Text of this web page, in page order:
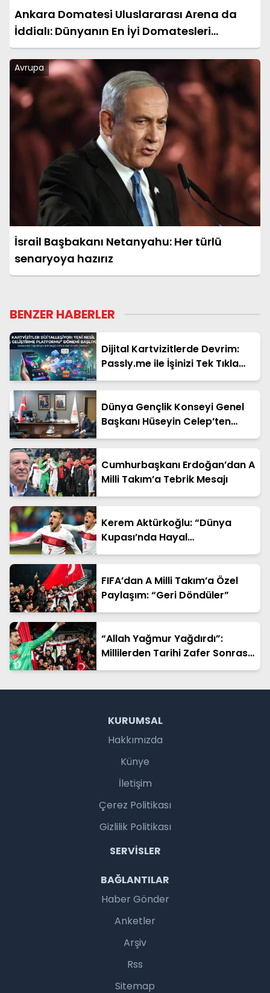
Ankara Domatesi Uluslararası Arena da
İddialı: Dünyanın En İyi Domatesleri
Arasında Yer Almaya Hazır
Avrupa
İsrail Başbakanı Netanyahu: Her türlü
senaryoya hazırız
BENZER HABERLER
Dijital Kartvizitlerde Devrim:
Passly.me ile İşinizi Tek Tıkla
Büyütün
Dünya Gençlik Konseyi Genel
Başkanı Hüseyin Celep’ten
Bakan Yardımcısı Ahmet
Cumhurbaşkanı Erdoğan’dan A
Milli Takım’a Tebrik Mesajı
Kerem Aktürkoğlu: “Dünya
Kupası’nda Hayal
Kurduracağız”
FIFA’dan A Milli Takım’a Özel
Paylaşım: “Geri Döndüler”
“Allah Yağmur Yağdırdı”:
Millilerden Tarihi Zafer Sonrası
Duygusal Sözler
KURUMSAL
Hakkımızda
Künye
İletişim
Çerez Politikası
Gizlilik Politikası
SERVISLER
BAĞLANTILAR
Haber Gönder
Anketler
Arşiv
Rss
Sitemap